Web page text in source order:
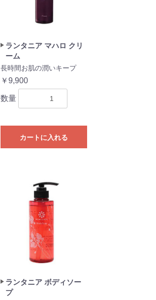
ランタニア マハロ クリ
ーム
長時間お肌の潤いキープ
￥9,900
数量
カートに入れる
ランタニア ボディソー
プ